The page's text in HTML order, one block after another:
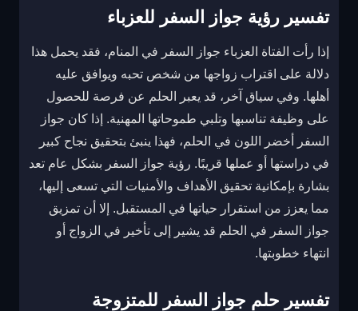
تفسير رؤية جواز السفر للعزباء
إذا رأت الفتاة العزباء جواز السفر في المنام، فقد يحمل هذا
دلالة على اقتراب زواجها من شخص تحبه ويوافق عليه
أهلها. وفي سياق آخر، قد يعبر الحلم عن فرصة للحصول
على وظيفة تناسبها وتلبي طموحاتها المهنية. إذا كان جواز
السفر أخضر اللون في الحلم، فهذا ينبئ بتحقيق نجاح كبير
في دراستها أو عملها قريبًا. رؤية جواز السفر بشكل عام تعد
بشارة بإمكانية تحقيق الأهداف والأمنيات التي تسعى إليها،
مما يعزز من استقرار حياتها في المستقبل. إلا أن تمزيق
جواز السفر في الحلم قد يشير إلى تأخير في الزواج أو
انتهاء خطوبتها.
تفسير حلم جواز السفر للمتزوجة